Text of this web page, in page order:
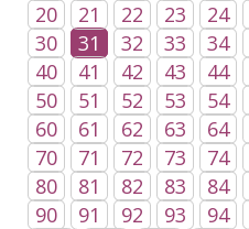
20
21 22 23 24
30
31 32 33 34
40
41 42 43 44
50
51 52 53 54
60
61 62 63 64
70
71 72 73 74
80
81 82 83 84
90
91 92 93 94